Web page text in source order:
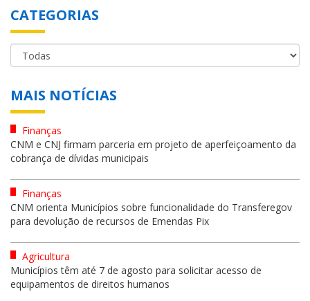
CATEGORIAS
MAIS NOTÍCIAS
Finanças
CNM e CNJ firmam parceria em projeto de aperfeiçoamento da
cobrança de dívidas municipais
Finanças
CNM orienta Municípios sobre funcionalidade do Transferegov
para devolução de recursos de Emendas Pix
Agricultura
Municípios têm até 7 de agosto para solicitar acesso de
equipamentos de direitos humanos